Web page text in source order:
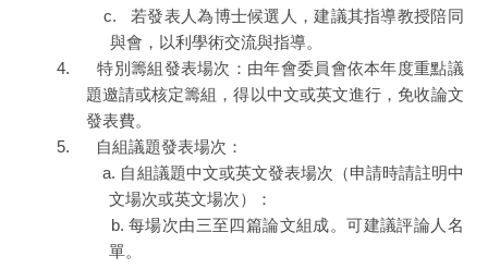
c. 若發表人為博士候選人，建議其指導教授陪同
與會，以利學術交流與指導。
4. 特別籌組發表場次：由年會委員會依本年度重點議
題邀請或核定籌組，得以中文或英文進行，免收論文
發表費。
5. 自組議題發表場次：
a. 自組議題中文或英文發表場次（申請時請註明中
文場次或英文場次）：
b. 每場次由三至四篇論文組成。可建議評論人名
單。